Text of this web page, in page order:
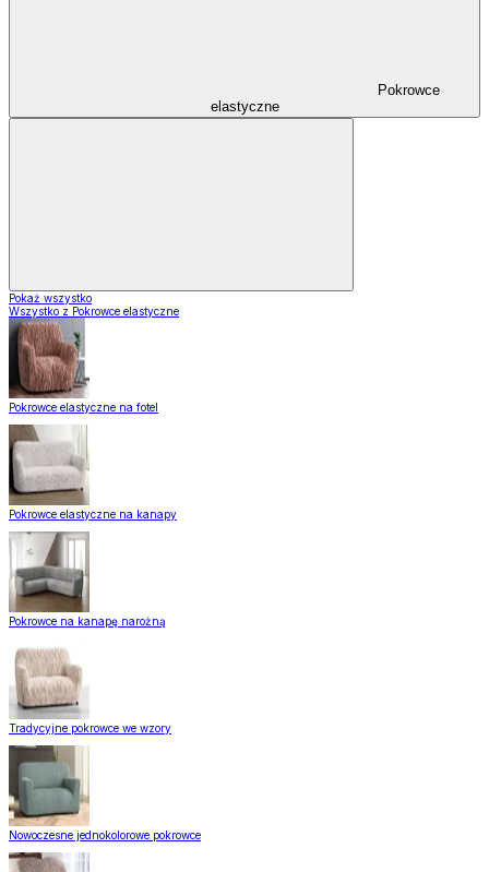
Pokrowce
elastyczne
Pokaż wszystko
Wszystko z Pokrowce elastyczne
Pokrowce elastyczne na fotel
Pokrowce elastyczne na kanapy
Pokrowce na kanapę narożną
Tradycyjne pokrowce we wzory
Nowoczesne jednokolorowe pokrowce